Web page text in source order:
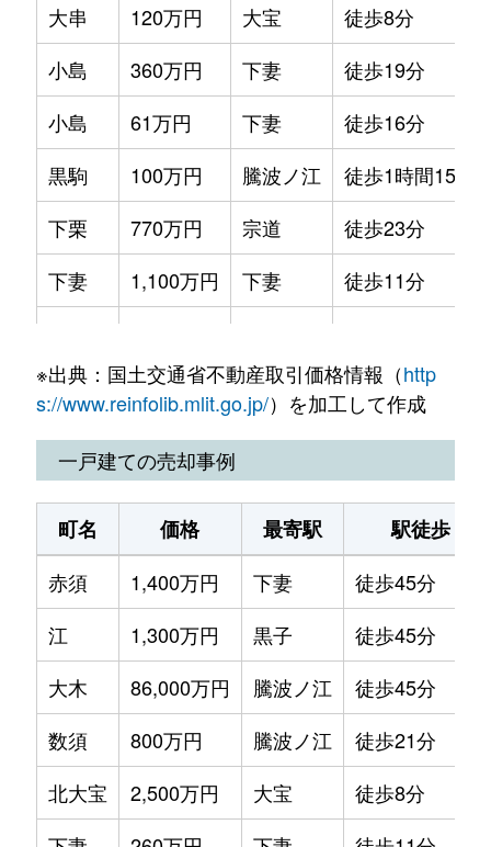
大串
120万円 大宝
徒歩8分
小島
360万円 下妻
徒歩19分
小島
61万円 下妻
徒歩16分
黒駒
100万円 騰波ノ江
徒歩1時間15分
下栗
770万円 宗道
徒歩23分
下妻
1,100万円 下妻
徒歩11分
下妻
470万円 下妻
徒歩7分
下妻
890万円 下妻
徒歩7分
下妻
430万円 下妻
徒歩8分
高道祖
86万円 下妻
徒歩1時間15分
高道祖
140万円 下妻
徒歩1時間15分
高道祖
500万円 下妻
徒歩1時間15分
長塚
3,800万円 下妻
徒歩18分
原
600万円 宗道
徒歩8分
半谷
1,500万円 大宝
徒歩45分
※出典：国土交通省不動産取引価格情報（http
s://www.reinfolib.mlit.go.jp/）を加工して作成
一戸建ての売却事例
町名 価格 最寄駅
駅徒歩
赤須
1,400万円 下妻
徒歩45分
江
1,300万円 黒子
徒歩45分
大木
86,000万円 騰波ノ江
徒歩45分
数須
800万円 騰波ノ江
徒歩21分
北大宝
2,500万円 大宝
徒歩8分